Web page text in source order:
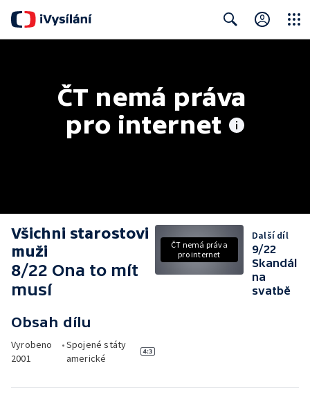
ČT nemá práva
pro internet
Všichni starostovi
muži
8/22 Ona to mít
musí
Obsah dílu
Vyrobeno
2001
•Spojené státy
americké
ČT nemá práva
pro internet
Další díl
9/22
Skandál
na
svatbě